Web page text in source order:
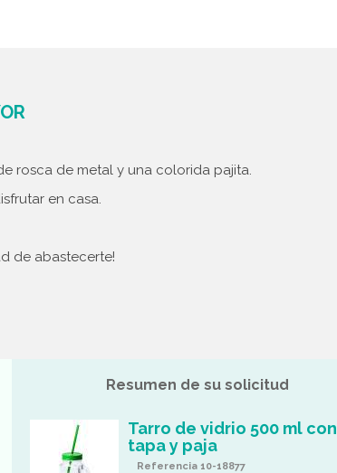
rosca de metal y una colorida pajita.
en casa.
de abastecerte!
Resumen de su solicitud
Tarro de vidrio 500 ml con
tapa y paja
Referencia 10-18877